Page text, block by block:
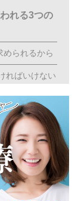
れる3つの
められるから
ればいけない
ら
ならワイヤー
ス矯正はこ